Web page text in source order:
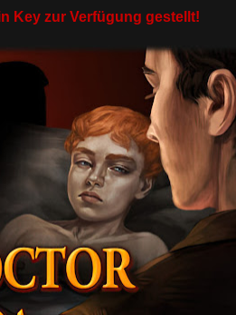
Key zur Verfügung gestellt!